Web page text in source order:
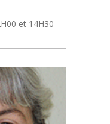
et 14H30-